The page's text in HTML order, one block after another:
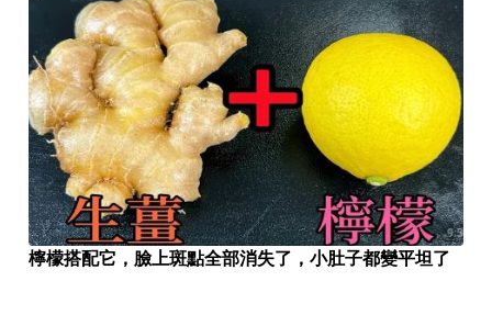
檸檬搭配它，臉上斑點全部消失了，小肚子都變平坦了